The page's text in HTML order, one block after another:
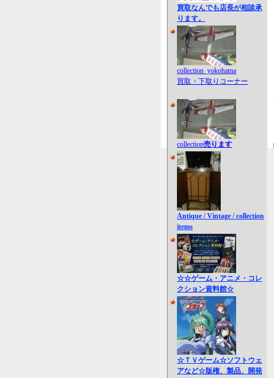
買取なんでも店長が相談承
ります。
collection_yokohama
買取・下取りコーナー
collection売ります
Antique / Vintage / collection
items
☆☆ゲーム・アニメ・コレ
クション資料館☆
☆ＴＶゲーム☆ソフトウェ
アなど☆版権、製品、開発